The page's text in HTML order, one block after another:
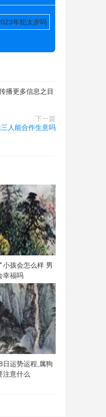
年犯太岁吗
播更多信息之目
下一篇
人能合作生意吗
小孩会怎么样 男
幸福吗
日运势运程,属狗
注意什么